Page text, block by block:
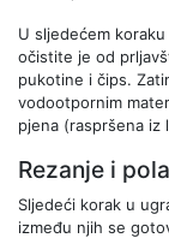
U sljedećem
očistite je od
pukotine i čips.
vodootpornim
pjena (raspršena iz
Rezanje i
Sljedeći korak u
između njih se